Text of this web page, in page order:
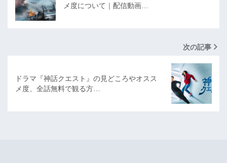
メ度について｜配信動画…
次の記事
ドラマ『神話クエスト』の見どころやオスス
メ度、全話無料で観る方…